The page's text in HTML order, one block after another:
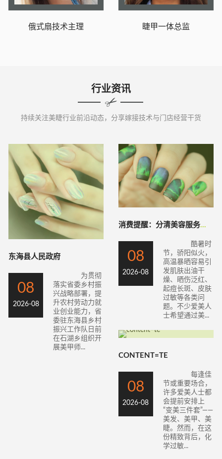
俄式扇技术主理 睫甲一体总监
行业资讯
持续关注美睫行业前沿动态，分享嫁接技术与门店经营干货
东海县人民政府
08
2026-08
为贯彻
落实省委乡村振
兴战略部署，提
升农村劳动力就
业创业能力，省
委驻东海县乡村
振兴工作队日前
在石湖乡组织开
展美甲师...
消费提醒：分清美容服务边界理性安全追求“
08
2026-08
酷暑时
节，骄阳似火，
高温暴晒容易引
发肌肤出油干
燥、晒伤泛红、
起痘长斑、皮肤
过敏等各类问
题。不少爱美人
士希望通过美...
CONTENT=TE
08
2026-08
每逢佳
节或重要场合，
许多爱美人士都
会提前安排上
“变美三件套”——
美发、美甲、美
睫。然而，在这
份精致背后，化
学过敏...